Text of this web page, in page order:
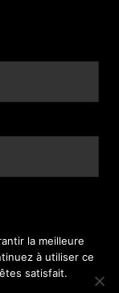
réservés
la meilleure
à utiliser ce
satisfait.